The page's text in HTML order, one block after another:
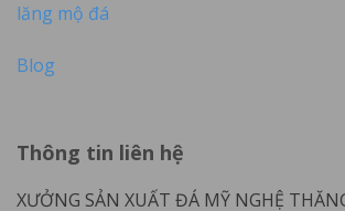
lăng mộ đá
Blog
Thông tin liên hệ
XƯỞNG SẢN XUẤT ĐÁ MỸ NGHỆ